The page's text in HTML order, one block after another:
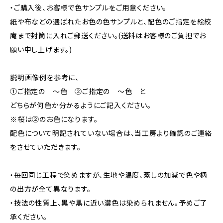
・ご購入後、お客様で色サンプルをご用意ください。
紙や布などの選ばれたお色の色サンプルと、配色のご指定を絵絞
庵まで封筒に入れご郵送ください。(送料はお客様のご負担でお
願い申し上げます。)
説明画像例を参考に、
①ご指定の ～色 ②ご指定の ～色 と
どちらが何色か分かるようにご記入ください。
※桜は②のお色になります。
配色について明記されていない場合は、当工房より確認のご連絡
をさせていただきます。
・毎回同じ工程で染めますが、生地や温度、蒸しの加減で色や柄
の出方が全て異なります。
・技法の性質上、黒や黒に近い濃色は染められません。予めご了
承ください。